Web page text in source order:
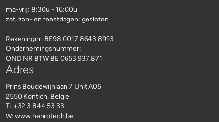
ma-vrij: 8:30u - 16:00u
zat, zon- en feestdagen: gesloten
Rekeningnr: BE98 0017 8643 8993
Ondernemingsnummer:
OND NR BTW BE 0653.937.871
Adres
Prins Boudewijnlaan 7 Unit A05
2550 Kontich, Belgie
T: +32 3 844 53 33
W: www.henrotech.be